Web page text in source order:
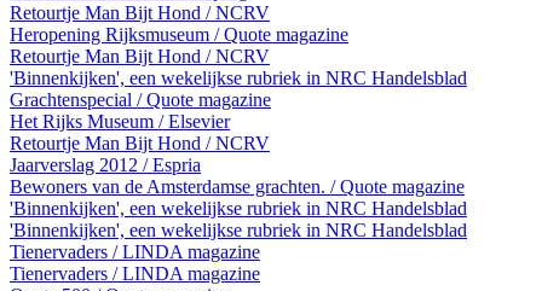
Retourtje Man Bijt Hond / NCRV
Heropening Rijksmuseum / Quote magazine
Retourtje Man Bijt Hond / NCRV
'Binnenkijken', een wekelijkse rubriek in NRC Handelsblad
Grachtenspecial / Quote magazine
Het Rijks Museum / Elsevier
Retourtje Man Bijt Hond / NCRV
Jaarverslag 2012 / Espria
Bewoners van de Amsterdamse grachten. / Quote magazine
'Binnenkijken', een wekelijkse rubriek in NRC Handelsblad
'Binnenkijken', een wekelijkse rubriek in NRC Handelsblad
Tienervaders / LINDA magazine
Tienervaders / LINDA magazine